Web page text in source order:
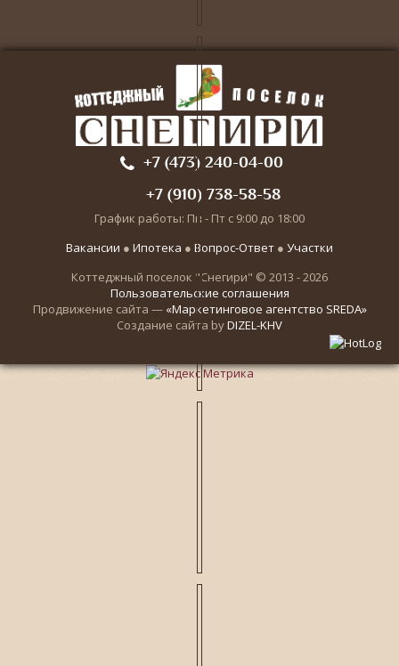
+7 (473) 240-04-00
+7 (910) 738-58-58
График работы: Пн - Пт с 9:00 до 18:00
Вакансии ● Ипотека ● Вопрос-Ответ ● Участки
Коттеджный поселок "Снегири" © 2013 - 2026
Пользовательские соглашения
Продвижение сайта — «Маркетинговое агентство SREDA»
Создание сайта byDIZEL-KHV